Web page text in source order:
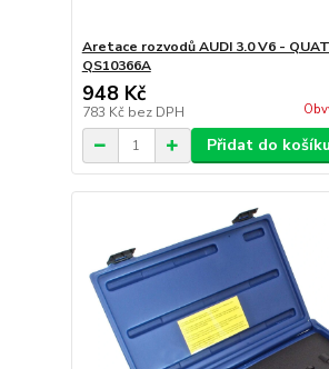
Aretace rozvodů AUDI 3.0 V6 -
QS10366A
948 Kč
783 Kč bez DPH
Přidat do košíku